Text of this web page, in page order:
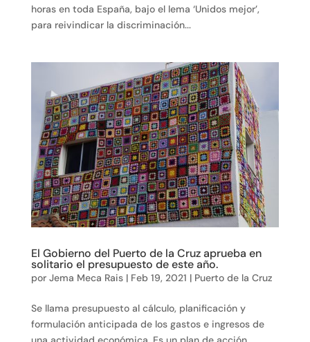
horas en toda España, bajo el lema ‘Unidos mejor’,
para reivindicar la discriminación...
El Gobierno del Puerto de la Cruz aprueba en
solitario el presupuesto de este año.
por Jema Meca Rais| Feb 19, 2021 | Puerto de la Cruz
Se llama presupuesto al cálculo, planificación y
formulación anticipada de los gastos e ingresos de